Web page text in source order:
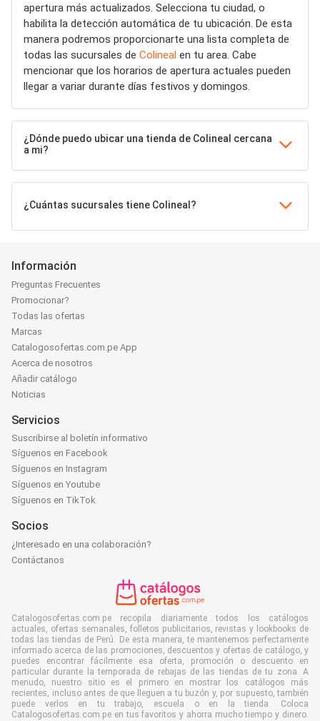
apertura más actualizados. Selecciona tu ciudad, o
habilita la detección automática de tu ubicación. De esta
manera podremos proporcionarte una lista completa de
todas las sucursales de Colineal en tu area. Cabe
mencionar que los horarios de apertura actuales pueden
llegar a variar durante días festivos y domingos.
¿Dónde puedo ubicar una tienda de Colineal cercana
a mi?
¿Cuántas sucursales tiene Colineal?
Información
Preguntas Frecuentes
Promocionar?
Todas las ofertas
Marcas
Catalogosofertas.com.pe App
Acerca de nosotros
Añadir catálogo
Noticias
Servicios
Suscribirse al boletín informativo
Síguenos en Facebook
Síguenos en Instagram
Síguenos en Youtube
Síguenos en TikTok
Socios
¿Interesado en una colaboración?
Contáctanos
Catalogosofertas.com.pe recopila diariamente todos los catálogos
actuales, ofertas semanales, folletos publicitarios, revistas y lookbooks de
todas las tiendas de Perú. De esta manera, te mantenemos perfectamente
informado acerca de las promociones, descuentos y ofertas de catálogo, y
puedes encontrar fácilmente esa oferta, promoción o descuento en
particular durante la temporada de rebajas de las tiendas de tu zona. A
menudo, nuestro sitio es el primero en mostrar los catálogos más
recientes, incluso antes de que lleguen a tu buzón y, por supuesto, también
puede verlos en tu trabajo, escuela o en la tienda. Coloca
Catalogosofertas.com.pe en tus favoritos y ahorra mucho tiempo y dinero.